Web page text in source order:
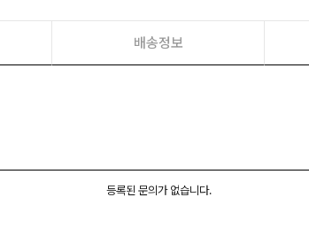
배송정보
등록된 문의가 없습니다.